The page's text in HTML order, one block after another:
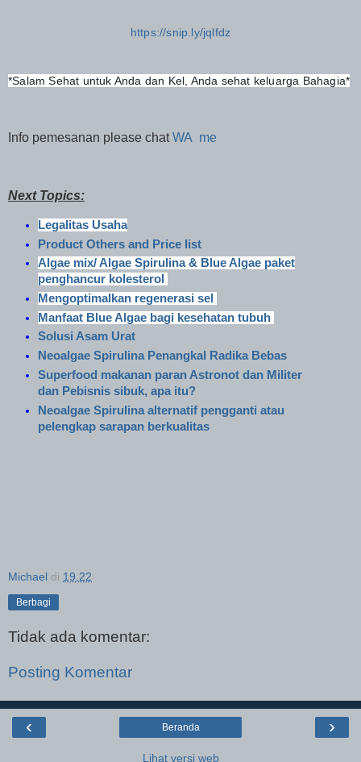
https://snip.ly/jqlfdz
*Salam Sehat untuk Anda dan Kel, Anda sehat keluarga Bahagia*
Info pemesanan please chatWA me
Next Topics:
Legalitas Usaha
Product Others and Price list
Algae mix/ Algae Spirulina & Blue Algae paket
penghancur kolesterol
Mengoptimalkan regenerasi sel
Manfaat Blue Algae bagi kesehatan tubuh
Solusi Asam Urat
Neoalgae Spirulina Penangkal Radika Bebas
Superfood makanan paran Astronot dan Militer
dan Pebisnis sibuk, apa itu?
Neoalgae Spirulina alternatif pengganti atau
pelengkap sarapan berkualitas
Michael di 19.22
Berbagi
Tidak ada komentar:
Posting Komentar
‹ ›
Beranda
Lihat versi web